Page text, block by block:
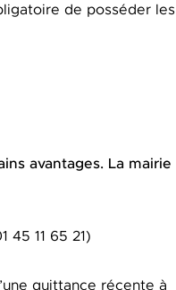
de posséder les
avantages. La mairie
11 65 21)
quittance récente à